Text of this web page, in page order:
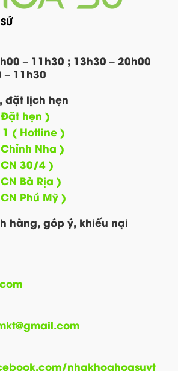
– 11h30 ; 13h30 – 20h00
– 11h30
đặt lịch hẹn
hẹn )
( Hotline )
Nha )
30/4 )
Bà Rịa )
Phú Mỹ )
hàng, góp ý, khiếu nại
nhakhoahoasuvt